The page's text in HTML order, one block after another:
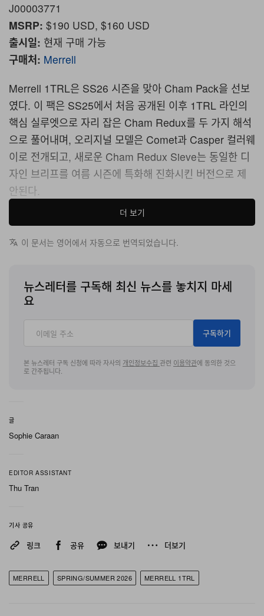
J00003771
MSRP: $190 USD, $160 USD
출시일: 현재 구매 가능
구매처: Merrell
Merrell 1TRL은 SS26 시즌을 맞아 Cham Pack을 선보
였다. 이 팩은 SS25에서 처음 공개된 이후 1TRL 라인의
핵심 실루엣으로 자리 잡은 Cham Redux를 두 가지 해석
으로 풀어내며, 오리지널 모델은 Comet과 Casper 컬러웨
이로 전개되고, 새로운 Cham Redux Sieve는 동일한 디
자인 브리프를 여름 시즌에 특화해 진화시킨 버전으로 제
안된다.
Cham Redux의 구조는 헤리티지에 대한 참조와 컨템포러
리 기능성 사이의 의도적인 긴장감 위에 구축되어 있다. 풍
를 덮고 있으며, 이 메쉬에는 전통적인 레이스워크를 연상
시키는 정교한 모티프가 더해져 있으면서도, 따뜻한 계절
디테일은 주변의 아웃도어 퍼포먼스 소재들과 대비를 이루
며 어퍼 전체에 예상 밖의 포멀한 무드를 부여하는데, 이는
럭셔리와 기능성을 결합한다는 Merrell 1TRL의 지향점과
정확히 맞닿아 있다. 토글 레이스 시스템은 신고 벗기 편리
몰드된 TPU 힐 카운터는 슈즈 후면에 구조적인 안정감을
더한다. 풋베드 아래에서는 FloatMax Foam이 하루 종일
Cham Redux Sieve는 소재와 클로저 방식을 바꾸어 동
퍼를 규정짓는 메쉬 디테일은 이 버전에서는 서포팅 요소
로 남고, 레더와 네오프렌이 어퍼의 주요 구조를 형성한다.
실루엣의 여름 버전으로서 합리적인 선택이며, 유연한 소
더 보기
이 문서는 영어에서 자동으로 번역되었습니다.
뉴스레터를 구독해 최신 뉴스를 놓치지 마세
요
구독하기
본 뉴스레터 구독 신청에 따라 자사의 개인정보수집 관련 이용약관에 동의한 것으
로 간주됩니다.
글
Sophie Caraan
EDITOR ASSISTANT
Thu Tran
기사 공유
링크 공유 보내기 더보기
MERRELL SPRING/SUMMER 2026 MERRELL 1TRL